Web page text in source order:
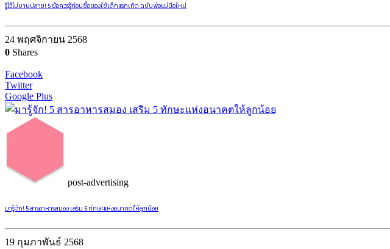
รู้ไว้ไม่บานปลาย! 5 ข้อควรรู้ก่อนซื้อของใช้เด็กแรกเกิด ฉบับพ่อแม่มือใหม่
24 พฤศจิกายน 2568
0 Shares
Facebook
Twitter
Google Plus
post-advertising
มารู้จัก! 5 สารอาหารสมอง เสริม 5 ทักษะแห่งอนาคตให้ลูกน้อย
19 กุมภาพันธ์ 2568